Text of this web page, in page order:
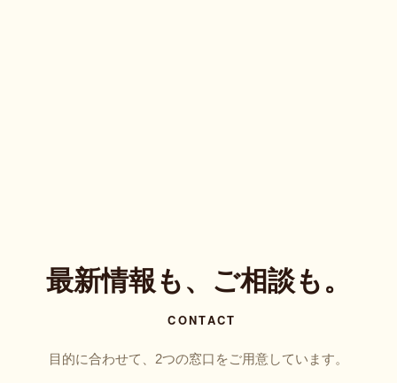
最新情報も、ご相談も。
CONTACT
目的に合わせて、2つの窓口をご用意しています。